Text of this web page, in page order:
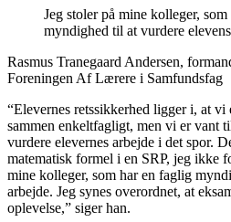
Jeg stoler på mine kolleger,
myndighed til at vurdere
Rasmus Tranegaard Andersen,
Foreningen Af Lærere i Samfundsfag
“Elevernes retssikkerhed ligger i, at vi
sammen enkeltfagligt, men vi er vant
vurdere elevernes arbejde i det spor.
matematisk formel i en SRP, jeg ikke
mine kolleger, som har en faglig
arbejde. Jeg synes overordnet, at
oplevelse,” siger han.